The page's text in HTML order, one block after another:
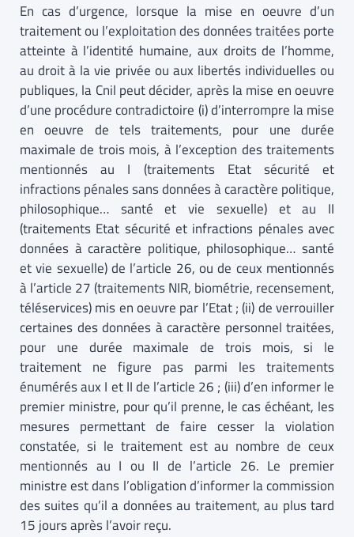
En cas d’urgence, lorsque la mise en oeuvre d’un
traitement ou l’exploitation des données traitées porte
atteinte à l’identité humaine, aux droits de l’homme,
au droit à la vie privée ou aux libertés individuelles ou
publiques, la Cnil peut décider, après la mise en oeuvre
d’une procédure contradictoire (i) d’interrompre la mise
en oeuvre de tels traitements, pour une durée
maximale de trois mois, à l’exception des traitements
mentionnés au I (traitements Etat sécurité et
infractions pénales sans données à caractère politique,
philosophique… santé et vie sexuelle) et au II
(traitements Etat sécurité et infractions pénales avec
données à caractère politique, philosophique… santé
et vie sexuelle) de l’article 26, ou de ceux mentionnés
à l’article 27 (traitements NIR, biométrie, recensement,
téléservices) mis en oeuvre par l’Etat ; (ii) de verrouiller
certaines des données à caractère personnel traitées,
pour une durée maximale de trois mois, si le
traitement ne figure pas parmi les traitements
énumérés aux I et II de l’article 26 ; (iii) d’en informer le
premier ministre, pour qu’il prenne, le cas échéant, les
mesures permettant de faire cesser la violation
constatée, si le traitement est au nombre de ceux
mentionnés au I ou II de l’article 26. Le premier
ministre est dans l’obligation d’informer la commission
des suites qu’il a données au traitement, au plus tard
15 jours après l’avoir reçu.